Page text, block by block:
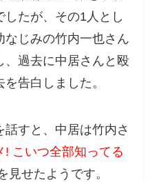
たが、その1人とし
なじみの竹内一也さん
、過去に中居さんと殴
告白しました。
すと、中居は竹内さ
! こいつ全部知ってる
見せたようです。